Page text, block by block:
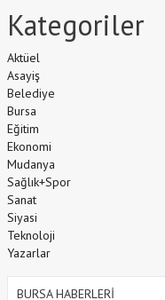
Kategoriler
Aktüel
Asayiş
Belediye
Bursa
Eğitim
Ekonomi
Mudanya
Sağlık+Spor
Sanat
Siyasi
Teknoloji
Yazarlar
BURSA HABERLERİ